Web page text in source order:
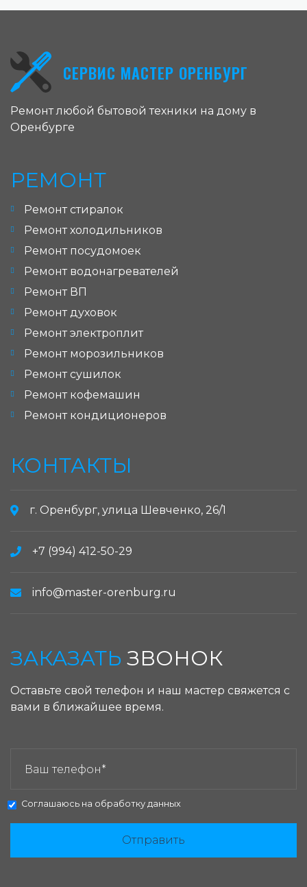
СЕРВИС МАСТЕР ОРЕНБУРГ
Ремонт любой бытовой техники на дому в
Оренбурге
РЕМОНТ
Ремонт стиралок
Ремонт холодильников
Ремонт посудомоек
Ремонт водонагревателей
Ремонт ВП
Ремонт духовок
Ремонт электроплит
Ремонт морозильников
Ремонт сушилок
Ремонт кофемашин
Ремонт кондиционеров
КОНТАКТЫ
г. Оренбург, улица Шевченко, 26/1
+7 (994) 412-50-29
info@master-orenburg.ru
ЗАКАЗАТЬ ЗВОНОК
Оставьте свой телефон и наш мастер свяжется с
вами в ближайшее время.
Соглашаюсь на обработку данных
Отправить